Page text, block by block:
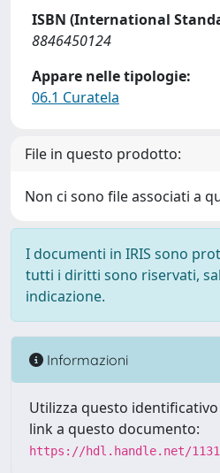
ISBN (International
8846450124
Appare nelle tipologie:
06.1 Curatela
File in questo prodotto:
Non ci sono file associati a
I documenti in IRIS sono
tutti i diritti sono riservati,
indicazione.
Informazioni
Utilizza questo
link a questo documento:
https://hdl.handle.net/